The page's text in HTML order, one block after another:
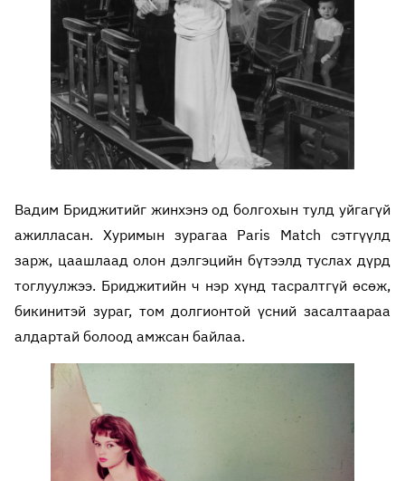
Вадим Бриджитийг жинхэнэ од болгохын тулд уйгагүй
ажилласан. Хуримын зурагаа Paris Match сэтгүүлд
зарж, цаашлаад олон дэлгэцийн бүтээлд туслах дүрд
тоглуулжээ. Бриджитийн ч нэр хүнд тасралтгүй өсөж,
бикинитэй зураг, том долгионтой үсний засалтаараа
алдартай болоод амжсан байлаа.